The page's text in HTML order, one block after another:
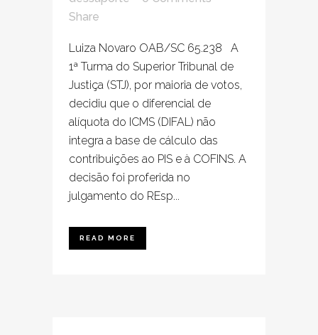
Share
Luiza Novaro OAB/SC 65.238 A
1ª Turma do Superior Tribunal de
Justiça (STJ), por maioria de votos,
decidiu que o diferencial de
alíquota do ICMS (DIFAL) não
integra a base de cálculo das
contribuições ao PIS e à COFINS. A
decisão foi proferida no
julgamento do REsp...
READ MORE